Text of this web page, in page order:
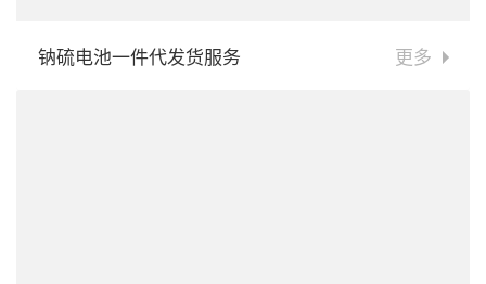
钠硫电池一件代发货服务 更多